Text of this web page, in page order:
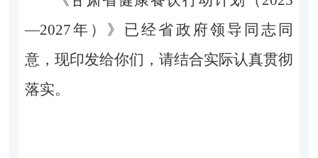
—2027年）》已经省政府领导同志同
意，现印发给你们，请结合实际认真贯彻
落实。